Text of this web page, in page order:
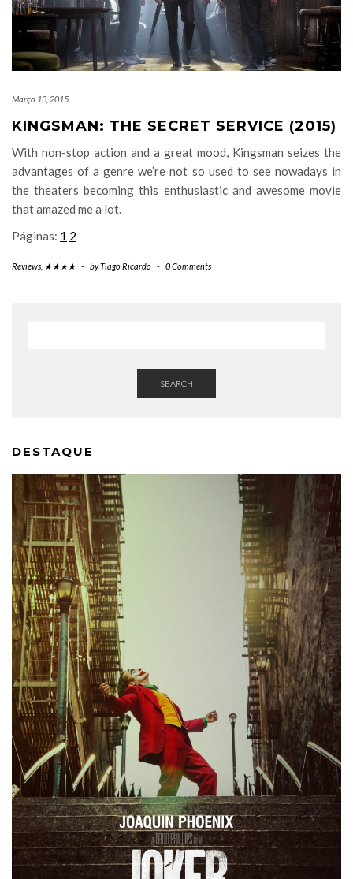
Março 13, 2015
KINGSMAN: THE SECRET SERVICE (2015)
With non-stop action and a great mood, Kingsman seizes the
advantages of a genre we’re not so used to see nowadays in
the theaters becoming this enthusiastic and awesome movie
that amazed me a lot.
Páginas: 1 2
Reviews ★★★★ - byTiago Ricardo - 0 Comments
SEARCH
DESTAQUE